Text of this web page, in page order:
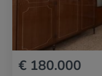
€ 180.000